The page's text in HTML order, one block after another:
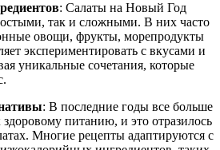
: Салаты на Новый Год
так и сложными. В них часто
овощи, фрукты, морепродукты
экспериментировать с вкусами и
уникальные сочетания, которые
: В последние годы все больше
здоровому питанию, и это отразилось
Многие рецепты адаптируются с